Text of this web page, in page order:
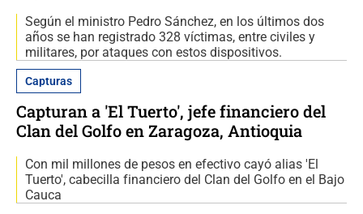
Según el ministro Pedro Sánchez, en los últimos dos
años se han registrado 328 víctimas, entre civiles y
militares, por ataques con estos dispositivos.
Capturas
Capturan a 'El Tuerto', jefe financiero del
Clan del Golfo en Zaragoza, Antioquia
Con mil millones de pesos en efectivo cayó alias 'El
Tuerto', cabecilla financiero del Clan del Golfo en el Bajo
Cauca